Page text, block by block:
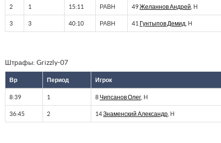
2 1 15:11 РАВН 49Желаннов Андрей , Н
3 3 40:10 РАВН 41 Гунтыпов Демид , Н
Штрафы: Grizzly-07
Вр Период Игрок
8:39 1 8 Чипсанов Олег , Н
36:45 2 14Знаменский Александр , Н